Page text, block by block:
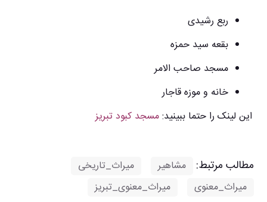
ربع رشیدی
بقعه سید حمزه
مسجد صاحب الامر
خانه و موزه قاجار
این لینک را حتما ببینید:مسجد کبود تبریز
مطالب مرتبط: مشاهیر میراث_تاریخی
میراث_معنوی
میراث_معنوی_تبریز